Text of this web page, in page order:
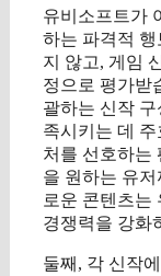
유비소프트가
하는 파격적 행
지 않고, 게임
정으로 평가받
괄하는 신작
족시키는 데
처를 선호하는
을 원하는 유
로운 콘텐츠는
경쟁력을 강화
둘째, 각 신작